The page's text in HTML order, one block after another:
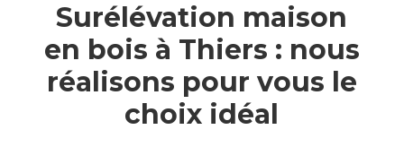
Surélévation maison
en bois à Thiers : nous
réalisons pour vous le
choix idéal